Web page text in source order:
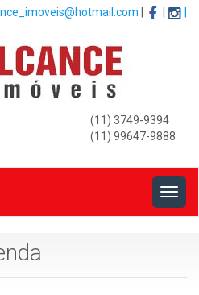
(11) 3749-9394
(11) 99647-9888